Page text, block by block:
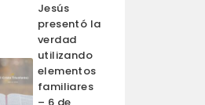
Jesús
presentó la
verdad
utilizando
elementos
familiares